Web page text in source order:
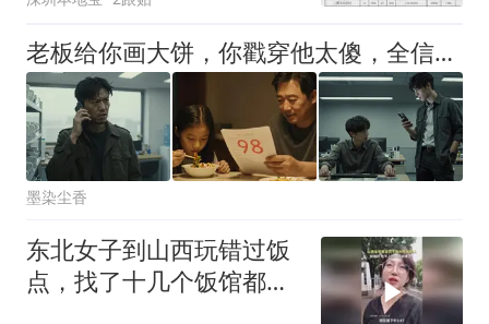
老板给你画大饼，你戳穿他太傻，全信了又吃亏，真正聪明的人，都用这套“将计就计”的方法跟他谈条件
墨染尘香
东北女子到山西玩错过饭
点，找了十几个饭馆都没